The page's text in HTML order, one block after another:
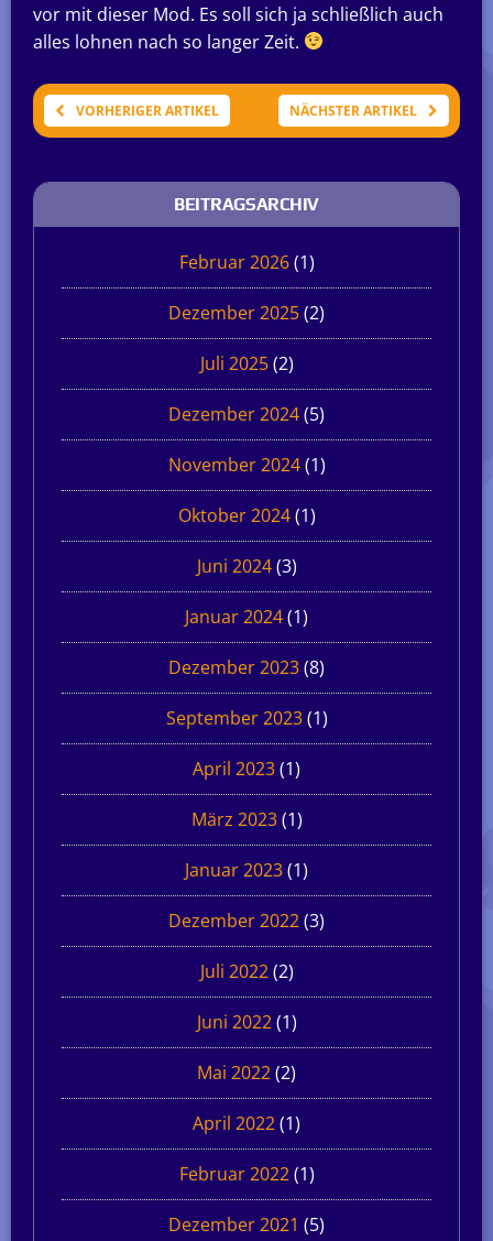
vor mit dieser Mod. Es soll sich ja schließlich auch
alles lohnen nach so langer Zeit.
VORHERIGER ARTIKEL NÄCHSTER ARTIKEL
BEITRAGSARCHIV
Februar 2026(1)
Dezember 2025(2)
Juli 2025(2)
Dezember 2024(5)
November 2024(1)
Oktober 2024(1)
Juni 2024(3)
Januar 2024(1)
Dezember 2023(8)
September 2023(1)
April 2023(1)
März 2023(1)
Januar 2023(1)
Dezember 2022(3)
Juli 2022(2)
Juni 2022(1)
Mai 2022(2)
April 2022(1)
Februar 2022(1)
Dezember 2021 (5)